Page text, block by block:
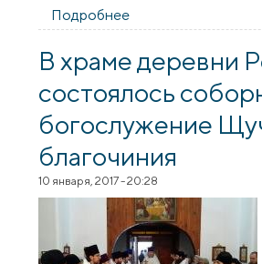
Подробнее
соборное
Щучинского
В храме деревни
состоялось
богослужение
благочиния
10 января, 2017 - 20:28